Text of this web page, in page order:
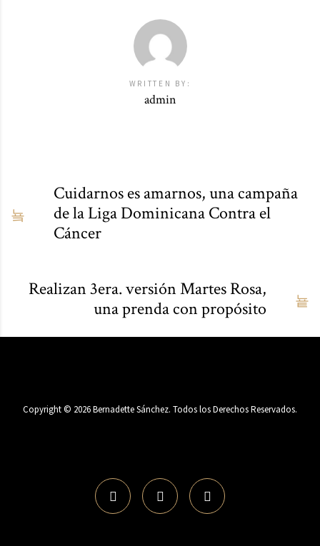
WRITTEN BY:
admin
Cuidarnos es amarnos, una campaña
de la Liga Dominicana Contra el
Cáncer
Realizan 3era. versión Martes Rosa,
una prenda con propósito
Copyright © 2026Bernadette Sánchez. Todos los Derechos Reservados.